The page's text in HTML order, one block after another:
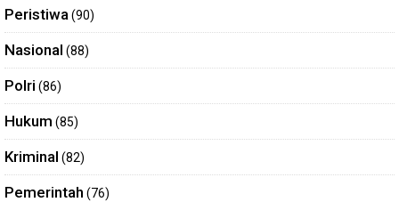
Peristiwa (90)
Nasional (88)
Polri (86)
Hukum (85)
Kriminal (82)
Pemerintah (76)